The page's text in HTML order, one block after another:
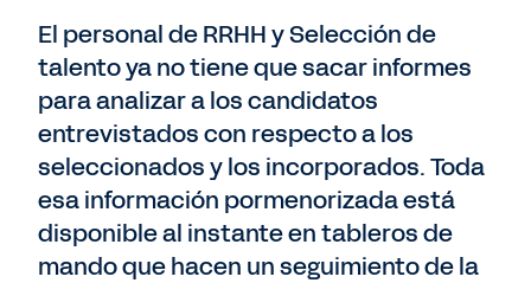
El personal de RRHH y Selección de
talento ya no tiene que sacar informes
para analizar a los candidatos
entrevistados con respecto a los
seleccionados y los incorporados. Toda
esa información pormenorizada está
disponible al instante en tableros de
mando que hacen un seguimiento de la